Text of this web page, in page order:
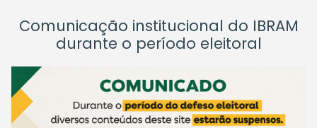
Comunicação institucional do IBRAM
durante o período eleitoral